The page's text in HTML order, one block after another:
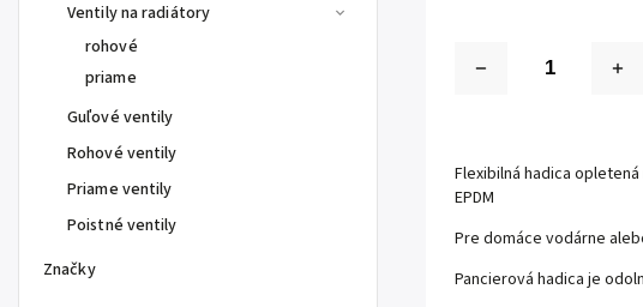
Ventily na radiátory
rohové
priame
Guľové ventily
Rohové ventily
Priame ventily
Poistné ventily
Značky
Flexibilná hadica
EPDM
Pre domáce vodárne
Pancierová hadica je